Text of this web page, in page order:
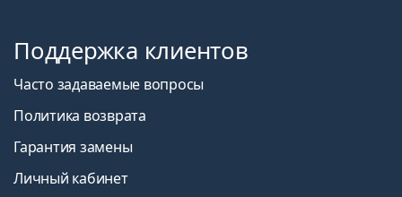
Поддержка клиентов
Часто задаваемые вопросы
Политика возврата
Гарантия замены
Личный кабинет